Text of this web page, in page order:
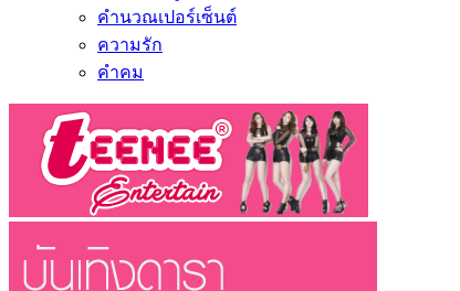
คำนวณเปอร์เซ็นต์
ความรัก
คำคม